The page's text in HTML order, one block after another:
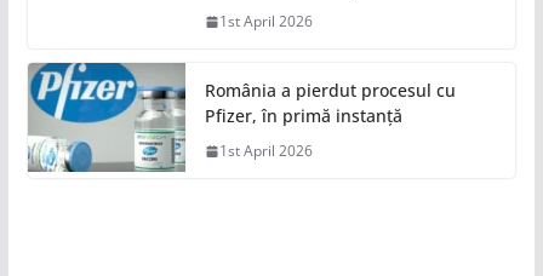
1st April 2026
România a pierdut procesul cu
Pfizer, în primă instanță
1st April 2026